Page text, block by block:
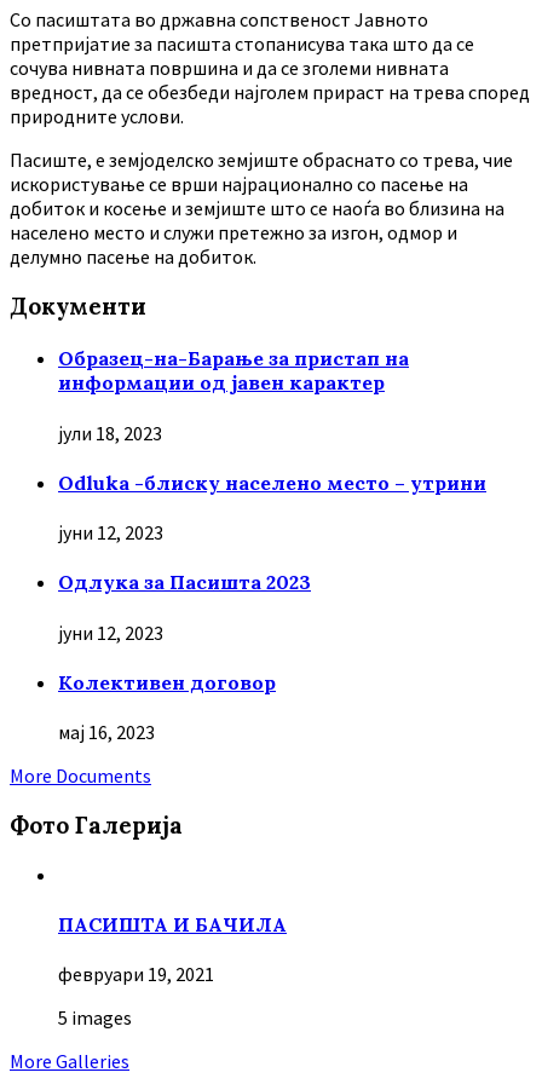
Co пасиштата во државна сопственост Јавното
претпријатие за пасишта стопанисува така што да се
сочува нивната површина и да се зголеми нивната
вредност, да се обезбеди најголем прираст на трева според
природните услови.
Пасиште, е земјоделско земјиште обраснато со трева, чие
искористување се врши најрационално со пасење на
добиток и косење и земјиште што се наоѓа во близина на
населено место и служи претежно за изгон, одмор и
делумно пасење на добиток.
Документи
Образец-на-Барање за пристап на
информации од јавен карактер
јули 18, 2023
Odluka -блиску населено место – утрини
јуни 12, 2023
Oдлука за Пасишта 2023
јуни 12, 2023
Колективен договор
мај 16, 2023
More Documents
Фото Галерија
ПАСИШТА И БАЧИЛА
февруари 19, 2021
5 images
More Galleries